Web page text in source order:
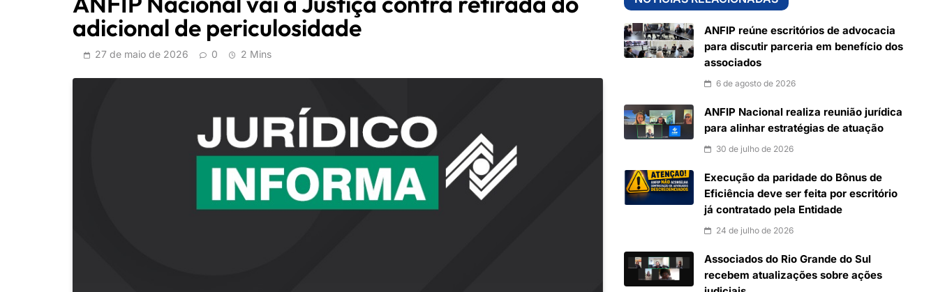
adicional de periculosidade
27 de maio de 2026 0 2 Mins
ANFIP reúne escritórios de advocacia
para discutir parceria em benefício dos
associados
6 de agosto de 2026
ANFIP Nacional realiza reunião jurídica
para alinhar estratégias de atuação
30 de julho de 2026
Execução da paridade do Bônus de
Eficiência deve ser feita por escritório
já contratado pela Entidade
24 de julho de 2026
Associados do Rio Grande do Sul
recebem atualizações sobre ações